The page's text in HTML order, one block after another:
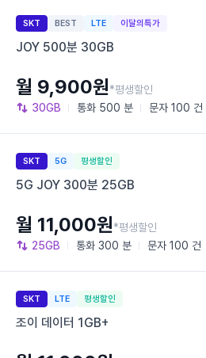
SKT BEST LTE 이달의특가
JOY 500분 30GB
30GB 통화 500 분 문자 100 건
월 9,900원*평생할인
SKT 5G 평생할인
5G JOY 300분 25GB
25GB 통화 300 분 문자 100 건
월 11,000원*평생할인
SKT LTE 평생할인
조이 데이터 1GB+